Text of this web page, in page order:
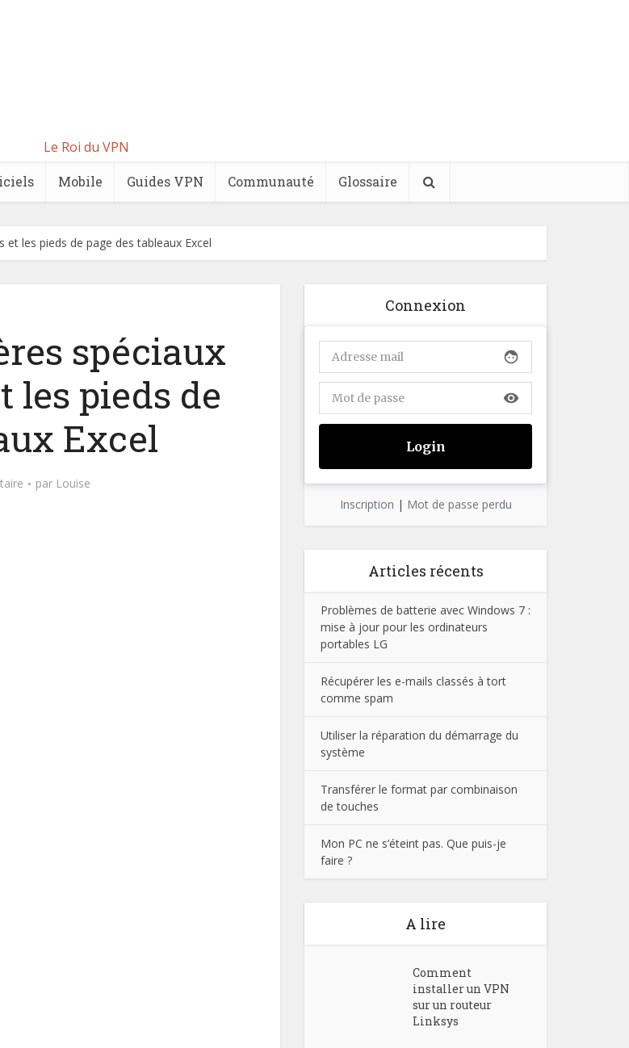
Le Roi du VPN
Mobile Guides VPN Communauté Glossaire
les pieds de page des tableaux Excel
spéciaux
les pieds de
Excel
par Louise
Connexion
face
visibility
Inscription | Mot de passe perdu
Articles récents
Problèmes de batterie avec Windows 7 :
mise à jour pour les ordinateurs
portables LG
Récupérer les e-mails classés à tort
comme spam
Utiliser la réparation du démarrage du
système
Transférer le format par combinaison
de touches
Mon PC ne s’éteint pas. Que puis-je
faire ?
A lire
Comment
installer un VPN
sur un routeur
Linksys